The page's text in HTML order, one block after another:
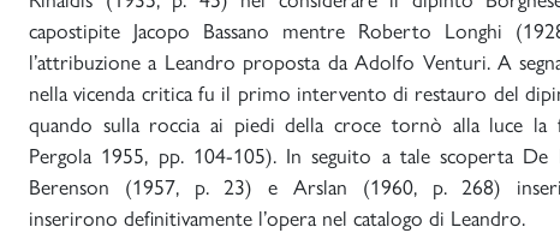
capostipite Jacopo Bassano mentre Roberto Longhi
l’attribuzione a Leandro proposta da Adolfo Venturi. A
nella vicenda critica fu il primo intervento di restauro del
quando sulla roccia ai piedi della croce tornò alla luce la
Pergola 1955, pp. 104-105). In seguito a tale scoperta De
Berenson (1957, p. 23) e Arslan (1960, p. 268)
inserirono definitivamente l’opera nel catalogo di Leandro.